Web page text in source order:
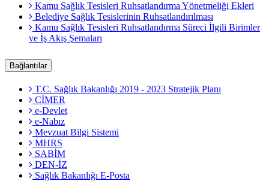
Kamu Sağlık Tesisleri Ruhsatlandırma Yönetmeliği Ekleri
Belediye Sağlık Tesislerinin Ruhsatlandırılması
Kamu Sağlık Tesisleri Ruhsatlandırma Süreci İlgili Birimler
ve İş Akış Şemaları
Bağlantılar
T.C. Sağlık Bakanlığı 2019 - 2023 Stratejik Planı
CİMER
e-Devlet
e-Nabız
Mevzuat Bilgi Sistemi
MHRS
SABİM
DEN-İZ
Sağlık Bakanlığı E-Posta